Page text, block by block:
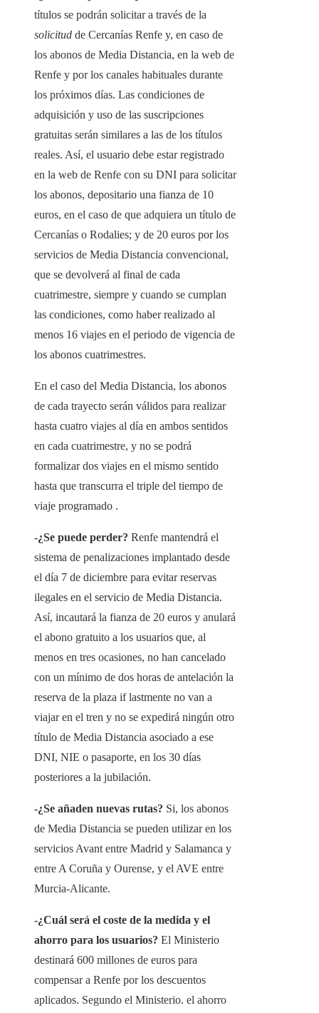
títulos se podrán solicitar a través de la
solicitud de Cercanías Renfe y, en caso de
los abonos de Media Distancia, en la web de
Renfe y por los canales habituales durante
los próximos días. Las condiciones de
adquisición y uso de las suscripciones
gratuitas serán similares a las de los títulos
reales. Así, el usuario debe estar registrado
en la web de Renfe con su DNI para solicitar
los abonos, depositario una fianza de 10
euros, en el caso de que adquiera un título de
Cercanías o Rodalies; y de 20 euros por los
servicios de Media Distancia convencional,
que se devolverá al final de cada
cuatrimestre, siempre y cuando se cumplan
las condiciones, como haber realizado al
menos 16 viajes en el periodo de vigencia de
los abonos cuatrimestres.
En el caso del Media Distancia, los abonos
de cada trayecto serán válidos para realizar
hasta cuatro viajes al día en ambos sentidos
en cada cuatrimestre, y no se podrá
formalizar dos viajes en el mismo sentido
hasta que transcurra el triple del tiempo de
viaje programado .
-¿Se puede perder? Renfe mantendrá el
sistema de penalizaciones implantado desde
el día 7 de diciembre para evitar reservas
ilegales en el servicio de Media Distancia.
Así, incautará la fianza de 20 euros y anulará
el abono gratuito a los usuarios que, al
menos en tres ocasiones, no han cancelado
con un mínimo de dos horas de antelación la
reserva de la plaza if lastmente no van a
viajar en el tren y no se expedirá ningún otro
título de Media Distancia asociado a ese
DNI, NIE o pasaporte, en los 30 días
posteriores a la jubilación.
-¿Se añaden nuevas rutas? Si, los abonos
de Media Distancia se pueden utilizar en los
servicios Avant entre Madrid y Salamanca y
entre A Coruña y Ourense, y el AVE entre
Murcia-Alicante.
-¿Cuál será el coste de la medida y el
ahorro para los usuarios? El Ministerio
destinará 600 millones de euros para
compensar a Renfe por los descuentos
aplicados. Segundo el Ministerio. el ahorro